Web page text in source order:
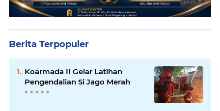
Berita Terpopuler
Koarmada II Gelar Latihan
Pengendalian Si Jago Merah